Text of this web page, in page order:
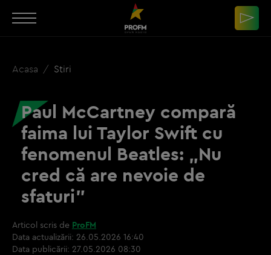
Acasa Stiri
Paul McCartney compară
faima lui Taylor Swift cu
fenomenul Beatles: „Nu
cred că are nevoie de
sfaturi”
Articol scris de ProFM
Data actualizării: 26.05.2026 16:40
Data publicării: 27.05.2026 08:30